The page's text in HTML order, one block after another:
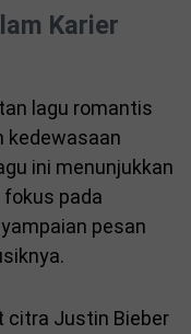
Karier
lagu romantis
kedewasaan
ini menunjukkan
pada
pesan
citra Justin Bieber